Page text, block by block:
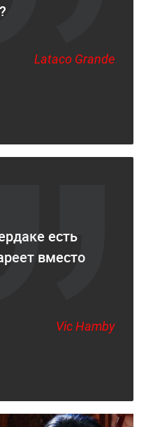
Lataco Grande
есть
вместо
Vic Hamby